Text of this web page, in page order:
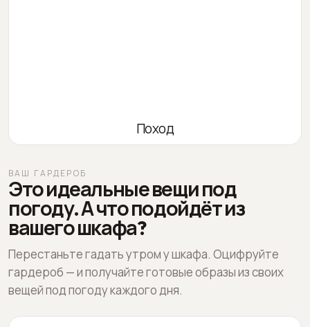
Поход
ВАШ ГАРДЕРОБ
Это идеальные вещи под
погоду. А что подойдёт из
вашего шкафа?
Перестаньте гадать утром у шкафа. Оцифруйте
гардероб — и получайте готовые образы из своих
вещей под погоду каждого дня.